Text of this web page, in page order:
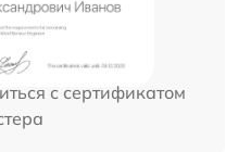
с сертификатом